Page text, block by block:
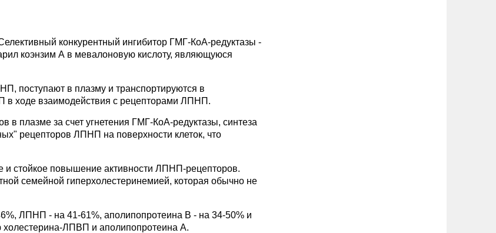
конкурентный ингибитор ГМГ-КоА-редуктазы -
коэнзим А в мевалоновую кислоту, являющуюся
поступают в плазму и транспортируются в
ходе взаимодействия с рецепторами ЛПНП.
в плазме за счет угнетения ГМГ-КоА-редуктазы, синтеза
рецепторов ЛПНП на поверхности клеток, что
стойкое повышение активности ЛПНП-рецепторов.
семейной гиперхолестеринемией, которая обычно не
ЛПНП - на 41-61%, аполипопротеина В - на 34-50% и
ЛПВП и аполипопротеина А.